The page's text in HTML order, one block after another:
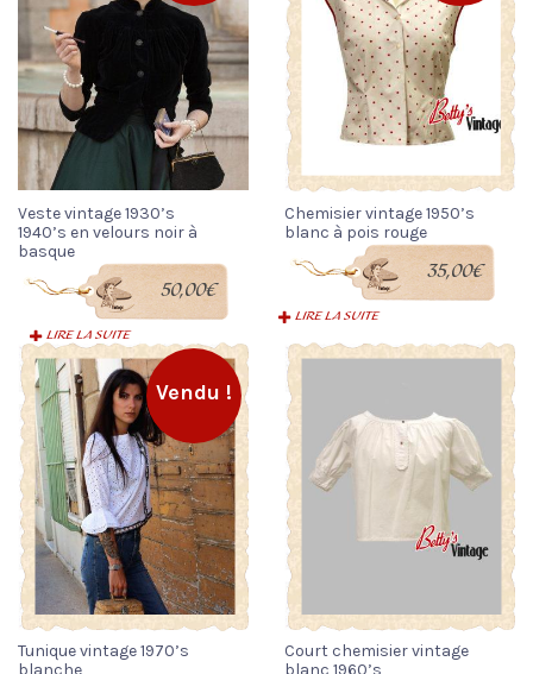
Veste vintage 1930’s
1940’s en velours noir à
basque
50,00€
LIRE LA SUITE
Chemisier vintage 1950’s
blanc à pois rouge
35,00€
LIRE LA SUITE
Vendu !
Tunique vintage 1970’s
blanche
Court chemisier vintage
blanc 1960’s